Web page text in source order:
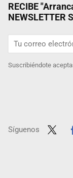
RECIBE
NEWSLETTER
Suscribiéndote
Síguenos